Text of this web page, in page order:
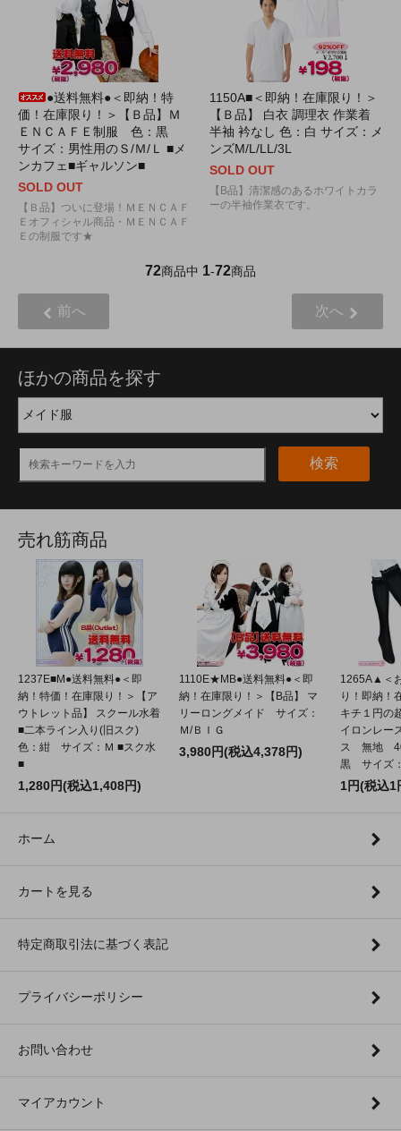
●送料無料●＜即納！特
価！在庫限り！＞【Ｂ品】Ｍ
ＥＮＣＡＦＥ制服 色：黒
サイズ：男性用のＳ/Ｍ/Ｌ ■メ
ンカフェ■ギャルソン■
SOLD OUT
【Ｂ品】ついに登場！ＭＥＮＣＡＦ
Ｅオフィシャル商品・ＭＥＮＣＡＦ
Ｅの制服です★
1150A■＜即納！在庫限り！＞
【Ｂ品】 白衣 調理衣 作業着
半袖 衿なし 色：白 サイズ：メ
ンズM/L/LL/3L
SOLD OUT
【B品】清潔感のあるホワイトカラ
ーの半袖作業衣です。
72商品中 1-72商品
前へ 次へ
ほかの商品を探す
検索
売れ筋商品
1237E■M●送料無料●＜即
納！特価！在庫限り！＞【ア
ウトレット品】 スクール水着
■二本ライン入り(旧スク)
色：紺 サイズ：Ｍ ■スク水
■
1,280円(税込1,408円)
1110E★MB●送料無料●＜即
納！在庫限り！＞【B品】 マ
リーロングメイド サイズ：
Ｍ/ＢＩＧ
3,980円(税込4,378円)
1265A▲＜
り！即納！
キチ１円の
イロンレー
ス 無地
黒 サイズ
1円(税込1
ホーム
カートを見る
特定商取引法に基づく表記
プライバシーポリシー
お問い合わせ
マイアカウント